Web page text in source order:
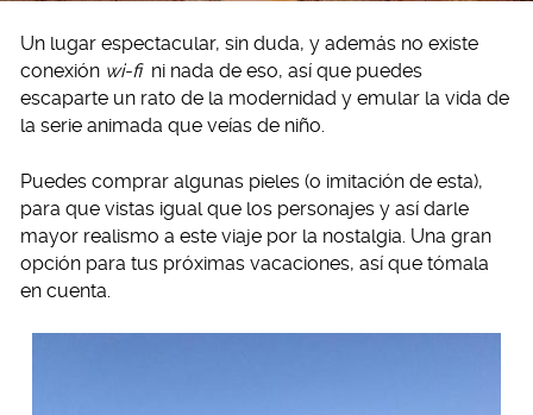
Un lugar espectacular, sin duda, y además no existe
conexión wi-fi ni nada de eso, así que puedes
escaparte un rato de la modernidad y emular la vida de
la serie animada que veías de niño.
Puedes comprar algunas pieles (o imitación de esta),
para que vistas igual que los personajes y así darle
mayor realismo a este viaje por la nostalgia. Una gran
opción para tus próximas vacaciones, así que tómala
en cuenta.